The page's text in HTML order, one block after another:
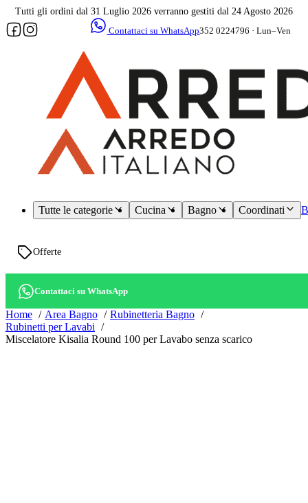
Tutti gli ordini dal 31 Luglio 2026 verranno gestiti dal 24 Agosto 2026
Contattaci su WhatsApp352 0224796 · Lun–Ven
Tutte le categorie Cucina Bagno Coordinati
Offerte
Contattaci su WhatsApp
Home Area Bagno
Rubinetteria Bagno
Rubinetti per Lavabi
Miscelatore Kisalia Round 100 per Lavabo senza scarico